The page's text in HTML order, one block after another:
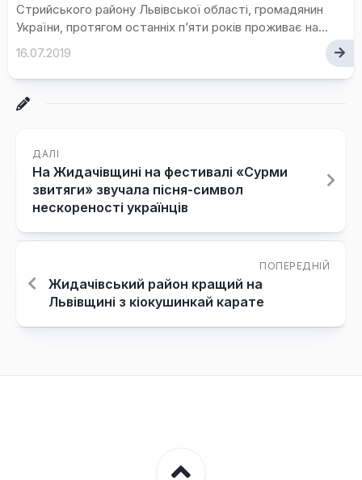
Стрийського району Львівської області, громадянин
України, протягом останніх п’яти років проживає на...
16.07.2019
ДАЛІ
На Жидачівщині на фестивалі «Сурми
звитяги» звучала пісня-символ
нескореності українців
ПОПЕРЕДНІЙ
Жидачівський район кращий на
Львівщині з кіокушинкай карате